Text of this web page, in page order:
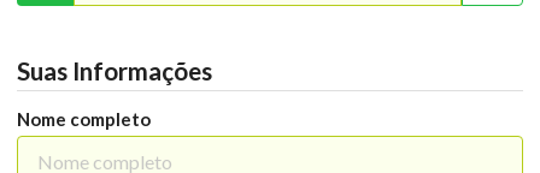
Suas Informações
Nome completo